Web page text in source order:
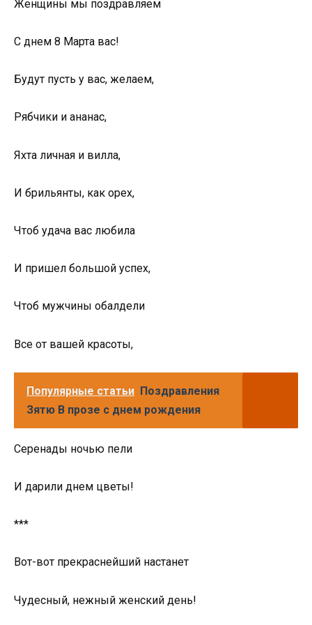
Женщины мы поздравляем
С днем 8 Марта вас!
Будут пусть у вас, желаем,
Рябчики и ананас,
Яхта личная и вилла,
И брильянты, как орех,
Чтоб удача вас любила
И пришел большой успех,
Чтоб мужчины обалдели
Все от вашей красоты,
Популярные статьи Поздравления
Зятю В прозе с днем рождения
Серенады ночью пели
И дарили днем цветы!
***
Вот-вот прекраснейший настанет
Чудесный, нежный женский день!